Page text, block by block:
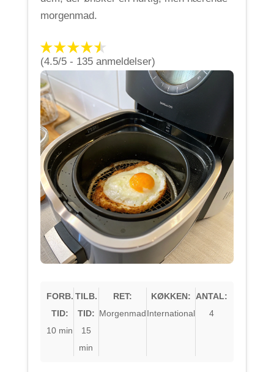
morgenmad.
(4.5/5 - 135 anmeldelser)
FORB.
TID:
10 min
TILB.
TID:
15
min
RET:
Morgenmad
KØKKEN:
International
ANTAL:
4